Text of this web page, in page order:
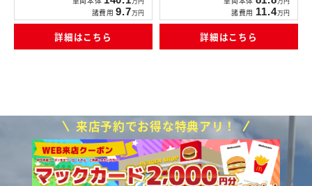
諸費用 9.7万円
詳細はこちら
諸費用 11.4万円
詳細はこちら
来店予約でお得な特典アリ！